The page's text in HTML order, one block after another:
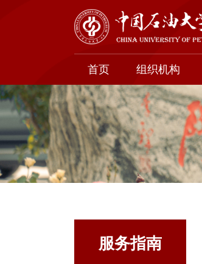
首页 组织机构
服务指南